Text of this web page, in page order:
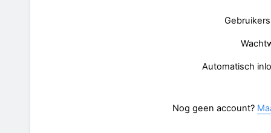
Automatisch
Nog geen account?